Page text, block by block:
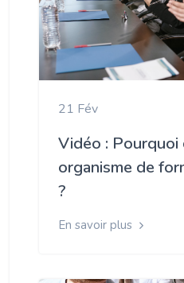
21 Fév
Vidéo : Pourquoi
organisme de
?
En savoir plus